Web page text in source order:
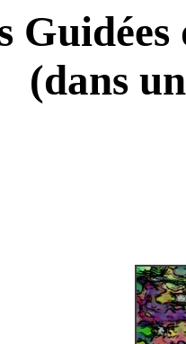
(dans